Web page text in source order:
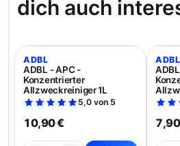
dich auch
ADBL
ADBL - APC -
Konzentrierter
Allzweckreiniger 1L
5,0 von 5
10,90 €
ADBL